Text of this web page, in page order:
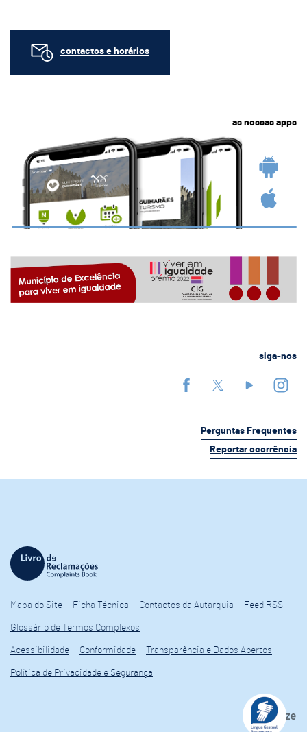
contactos e horários
as nossas apps
siga-nos
Perguntas Frequentes
Reportar ocorrência
Mapa do Site Ficha Técnica Contactos da Autarquia Feed RSS
Glossário de Termos Complexos
Acessibilidade Conformidade Transparência e Dados Abertos
Política de Privacidade e Segurança